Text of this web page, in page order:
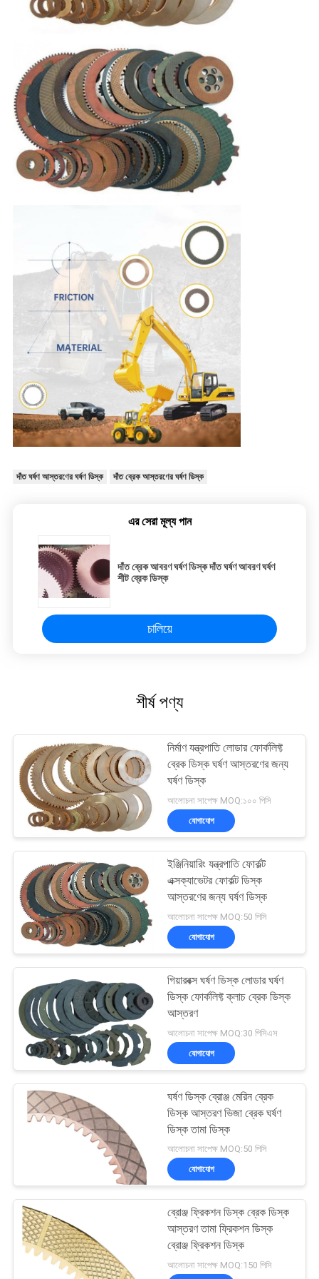
দাঁত ঘর্ষণ আস্তরণের ঘর্ষণ ডিস্ক দাঁত ব্রেক আস্তরণের ঘর্ষণ ডিস্ক
এর সেরা মূল্য পান
দাঁত ব্রেক আবরণ ঘর্ষণ ডিস্ক দাঁত ঘর্ষণ আবরণ ঘর্ষণ
শীট ব্রেক ডিস্ক
চালিয়ে
শীর্ষ পণ্য
নির্মাণ যন্ত্রপাতি লোডার ফোর্কলিফ্ট
ব্রেক ডিস্ক ঘর্ষণ আস্তরণের জন্য
ঘর্ষণ ডিস্ক
আলোচনা সাপেক্ষ MOQ:১০০ পিসি
যোগাযোগ
ইঞ্জিনিয়ারিং যন্ত্রপাতি ফোর্কল্ট
এক্সক্যাভেটর ফোর্কল্ট ডিস্ক
আস্তরণের জন্য ঘর্ষণ ডিস্ক
আলোচনা সাপেক্ষ MOQ:50 পিসি
যোগাযোগ
গিয়ারবক্স ঘর্ষণ ডিস্ক লোডার ঘর্ষণ
ডিস্ক ফোর্কলিফ্ট ক্লাচ ব্রেক ডিস্ক
আস্তরণ
আলোচনা সাপেক্ষ MOQ:30 পিসিএস
যোগাযোগ
ঘর্ষণ ডিস্ক ব্রোঞ্জ মেরিন ব্রেক
ডিস্ক আস্তরণ ভিজা ব্রেক ঘর্ষণ
ডিস্ক তামা ডিস্ক
আলোচনা সাপেক্ষ MOQ:50 পিসি
যোগাযোগ
ব্রোঞ্জ ফ্রিকশন ডিস্ক ব্রেক ডিস্ক
আস্তরণ তামা ফ্রিকশন ডিস্ক
ব্রোঞ্জ ফ্রিকশন ডিস্ক
আলোচনা সাপেক্ষ MOQ:150 পিসি